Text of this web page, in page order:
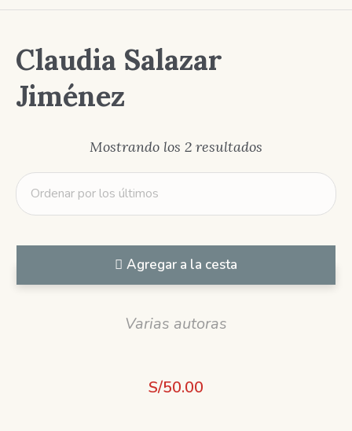
Claudia Salazar
Jiménez
Mostrando los 2 resultados
Agregar a la cesta
Varias autoras
S/50.00